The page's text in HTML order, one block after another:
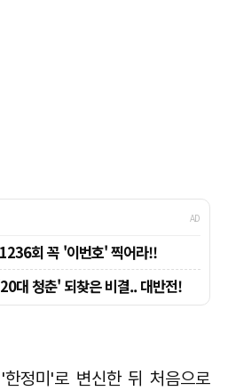
정미'로 변신한 뒤 처음으로